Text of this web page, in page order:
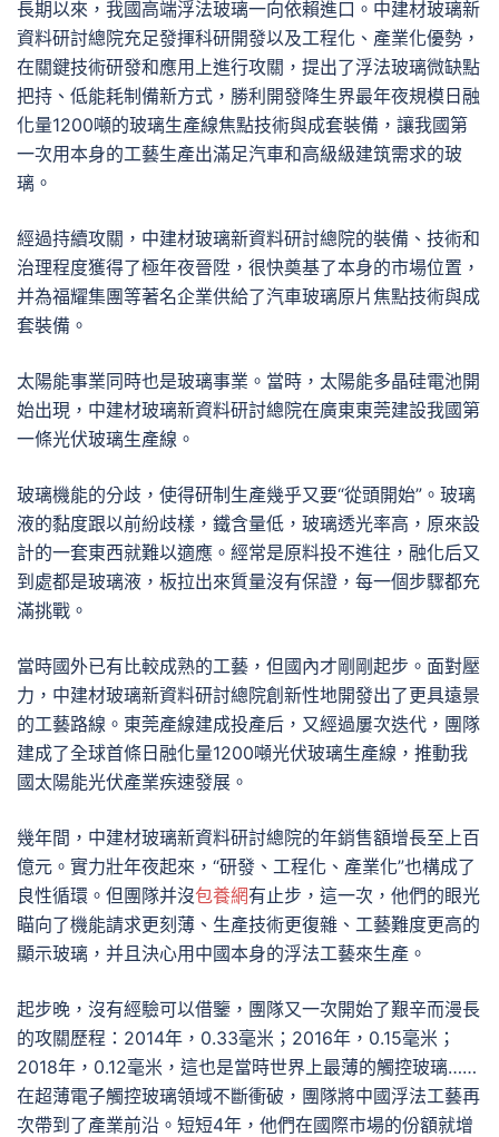
長期以來，我國高端浮法玻璃一向依賴進口。中建材玻璃新
資料研討總院充足發揮科研開發以及工程化、產業化優勢，
在關鍵技術研發和應用上進行攻關，提出了浮法玻璃微缺點
把持、低能耗制備新方式，勝利開發降生界最年夜規模日融
化量1200噸的玻璃生產線焦點技術與成套裝備，讓我國第
一次用本身的工藝生產出滿足汽車和高級級建筑需求的玻
璃。
經過持續攻關，中建材玻璃新資料研討總院的裝備、技術和
治理程度獲得了極年夜晉陞，很快奠基了本身的市場位置，
并為福耀集團等著名企業供給了汽車玻璃原片焦點技術與成
套裝備。
太陽能事業同時也是玻璃事業。當時，太陽能多晶硅電池開
始出現，中建材玻璃新資料研討總院在廣東東莞建設我國第
一條光伏玻璃生產線。
玻璃機能的分歧，使得研制生產幾乎又要“從頭開始”。玻璃
液的黏度跟以前紛歧樣，鐵含量低，玻璃透光率高，原來設
計的一套東西就難以適應。經常是原料投不進往，融化后又
到處都是玻璃液，板拉出來質量沒有保證，每一個步驟都充
滿挑戰。
當時國外已有比較成熟的工藝，但國內才剛剛起步。面對壓
力，中建材玻璃新資料研討總院創新性地開發出了更具遠景
的工藝路線。東莞產線建成投產后，又經過屢次迭代，團隊
建成了全球首條日融化量1200噸光伏玻璃生產線，推動我
國太陽能光伏產業疾速發展。
幾年間，中建材玻璃新資料研討總院的年銷售額增長至上百
億元。實力壯年夜起來，“研發、工程化、產業化”也構成了
良性循環。但團隊并沒包養網有止步，這一次，他們的眼光
瞄向了機能請求更刻薄、生產技術更復雜、工藝難度更高的
顯示玻璃，并且決心用中國本身的浮法工藝來生產。
起步晚，沒有經驗可以借鑒，團隊又一次開始了艱辛而漫長
的攻關歷程：2014年，0.33毫米；2016年，0.15毫米；
2018年，0.12毫米，這也是當時世界上最薄的觸控玻璃……
在超薄電子觸控玻璃領域不斷衝破，團隊將中國浮法工藝再
次帶到了產業前沿。短短4年，他們在國際市場的份額就增